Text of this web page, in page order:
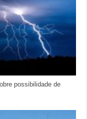
possibilidade de